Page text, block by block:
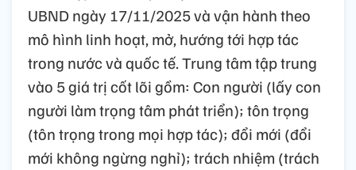
UBND ngày 17/11/2025 và vận hành theo
mô hình linh hoạt, mở, hướng tới hợp tác
trong nước và quốc tế. Trung tâm tập trung
vào 5 giá trị cốt lõi gồm: Con người (lấy con
người làm trọng tâm phát triển); tôn trọng
(tôn trọng trong mọi hợp tác); đổi mới (đổi
mới không ngừng nghỉ); trách nhiệm (trách